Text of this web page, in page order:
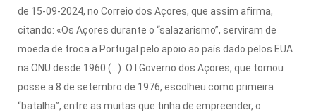
de 15-09-2024, no Correio dos Açores, que assim afirma,
citando: «Os Açores durante o “salazarismo”, serviram de
moeda de troca a Portugal pelo apoio ao país dado pelos EUA
na ONU desde 1960 (...). O I Governo dos Açores, que tomou
posse a 8 de setembro de 1976, escolheu como primeira
“batalha”, entre as muitas que tinha de empreender, o